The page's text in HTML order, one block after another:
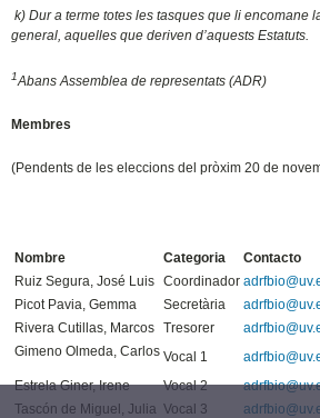
k) Dur a terme totes les tasques que li encomane
general, aquelles que deriven d’aquests Estatuts.
1Abans Assemblea de representats (ADR)
Membres
(Pendents de les eleccions del pròxim 20 de
Nombre Categoria
Contacto
Ruiz Segura, José Luis Coordinador
Picot Pavia, Gemma
Secretària
Rivera Cutillas, Marcos Tresorer
Gimeno Olmeda, Carlos Vocal 1
Estrela Giner, Irene
Vocal 2
Tascón de Miguel, Julia Vocal 3